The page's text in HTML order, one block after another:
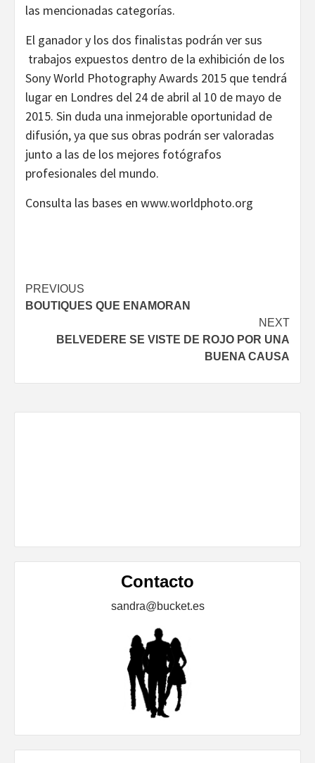
las mencionadas categorías.
El ganador y los dos finalistas podrán ver sus
trabajos expuestos dentro de la exhibición de los
Sony World Photography Awards 2015 que tendrá
lugar en Londres del 24 de abril al 10 de mayo de
2015. Sin duda una inmejorable oportunidad de
difusión, ya que sus obras podrán ser valoradas
junto a las de los mejores fotógrafos
profesionales del mundo.
Consulta las bases en www.worldphoto.org
Continue
Reading
PREVIOUS
BOUTIQUES QUE ENAMORAN
NEXT
BELVEDERE SE VISTE DE ROJO POR UNA
BUENA CAUSA
Contacto
sandra@bucket.es